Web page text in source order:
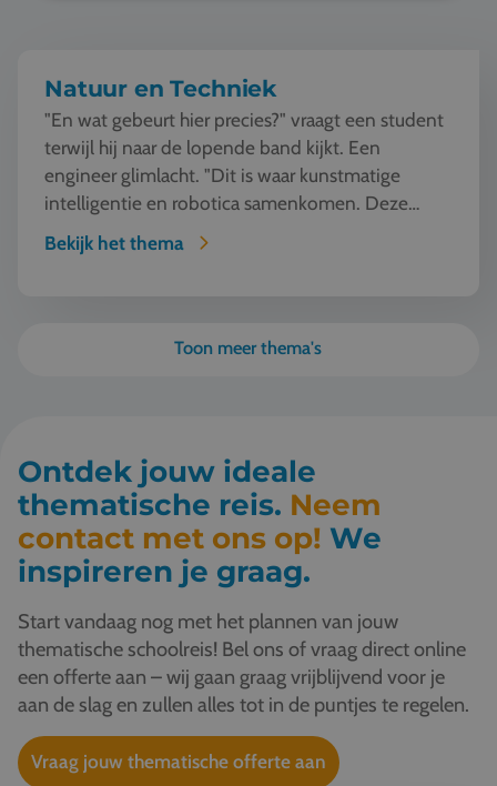
Natuur en Techniek
"En wat gebeurt hier precies?" vraagt een student
terwijl hij naar de lopende band kijkt. Een
engineer glimlacht. "Dit is waar kunstmatige
intelligentie en robotica samenkomen. Deze
machine ziet, l...
Bekijk het thema
Toon meer thema's
Ontdek jouw ideale
thematische reis. Neem
contact met ons op! We
inspireren je graag.
Start vandaag nog met het plannen van jouw
thematische schoolreis! Bel ons of vraag direct online
een offerte aan – wij gaan graag vrijblijvend voor je
aan de slag en zullen alles tot in de puntjes te regelen.
Vraag jouw thematische offerte aan